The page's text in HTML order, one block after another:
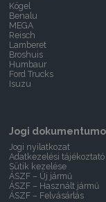
Kögel
Benalu
MEGA
Reisch
Lamberet
Broshuis
Humbaur
Ford Trucks
Isuzu
Jogi
Jogi nyilatkozat
Adatkezelési tájékoztató
Sütik kezelése
ÁSZF – Új jármű
ÁSZF – Használt jármű
ÁSZF – Felvásárlás